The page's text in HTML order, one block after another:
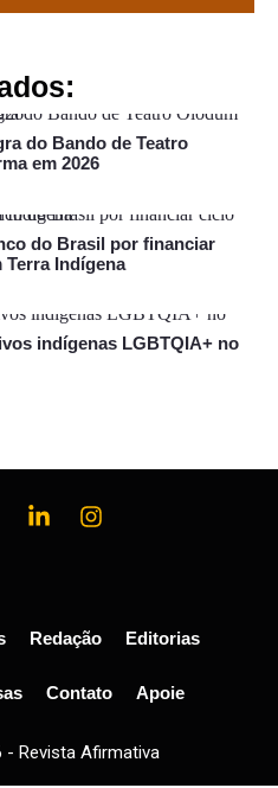
do Bando de Teatro
em 2026
do Brasil por financiar
Indígena
indígenas LGBTQIA+ no
Revista Afirmativa
Redação Editorias
Contato Apoie